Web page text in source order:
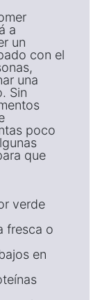
a
un
con el
una
Sin
poco
que
verde
fresca o
en